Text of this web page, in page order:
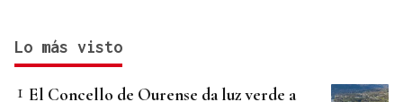
Lo más visto
El Concello de Ourense da luz verde a